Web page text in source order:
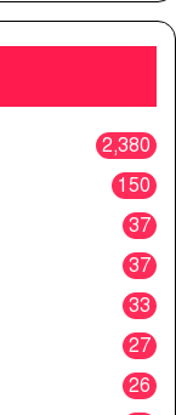
2,380
150
37
37
33
27
26